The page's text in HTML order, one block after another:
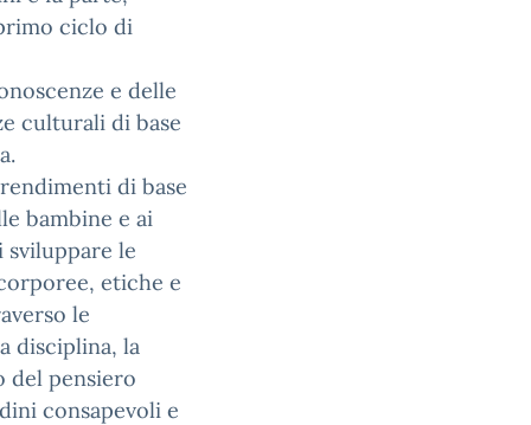
ciclo di
e delle
culturali di base
di base
bambine e ai
sviluppare le
etiche e
le
disciplina, la
del pensiero
consapevoli e